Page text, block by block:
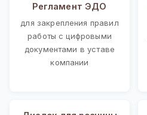
Регламент ЭДО
для закрепления правил
работы с цифровыми
документами в уставе
компании